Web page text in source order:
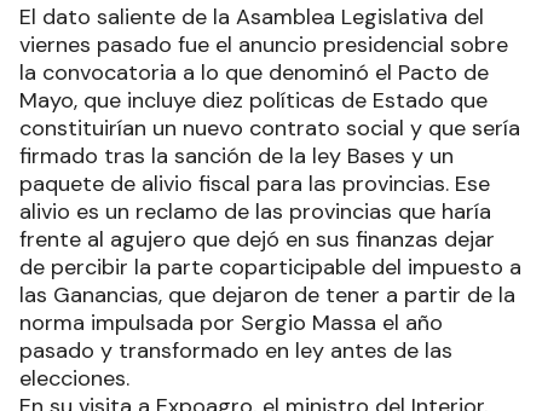
El dato saliente de la Asamblea Legislativa del
viernes pasado fue el anuncio presidencial sobre
la convocatoria a lo que denominó el Pacto de
Mayo, que incluye diez políticas de Estado que
constituirían un nuevo contrato social y que sería
firmado tras la sanción de la ley Bases y un
paquete de alivio fiscal para las provincias. Ese
alivio es un reclamo de las provincias que haría
frente al agujero que dejó en sus finanzas dejar
de percibir la parte coparticipable del impuesto a
las Ganancias, que dejaron de tener a partir de la
norma impulsada por Sergio Massa el año
pasado y transformado en ley antes de las
elecciones.